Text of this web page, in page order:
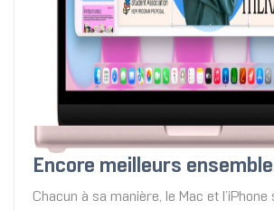
Encore meilleurs
Chacun à sa manière, le Mac et l’iPhone